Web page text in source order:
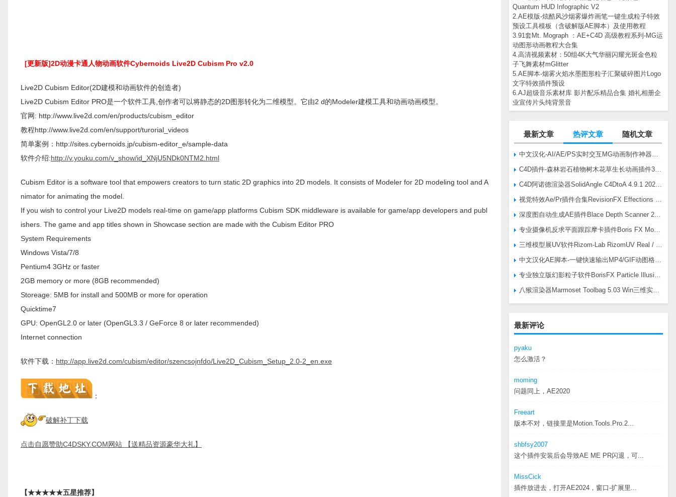
Quantum HUD Infographic V2
2.AE模版-炫酷风沙烟雾爆炸画笔一键生成粒子特效
预设工具模板（含破解版AE脚本）及使用教程
3.91套Mt. Mograph ：AE+C4D 高级教程系列-MG运
动图形动画教程大合集
4.高清视频素材：50组4K大气华丽闪耀光斑金色粒
子飞舞素材mGlitter
5.AE脚本-烟雾火焰水墨图形粒子汇聚破碎图片Logo
文字特效插件预设
6.AJ超级音乐素材库 影片配乐精品合集 婚礼相册企
业宣传片头纯背景音
最新文章 热评文章 随机文章
最新评论
pyaku
怎么激活？
moming
问题同上，AE2020
Freeart
版本不对，链接里是Motion.Tools.Pro.2...
shbfsy2007
这个插件安装后会导致AE ME PR闪退，可...
MissCick
插件放进去，打开AE2024，窗口-扩展里...
[更新版]2D动漫卡通人物动画软件Cybernoids Live2D Cubism Pro v2.0
Live2D Cubism Editor(2D建模和动画软件的创造者)
Live2D Cubism Editor PRO是一个软件工具,创作者可以将静态的2D图形转化为二维模型。它由2 d的Modeler建模工具和动画动画模型。
官网: http://www.live2d.com/en/products/cubism_editor
教程http://www.live2d.com/en/support/turorial_videos
简单案例：http://sites.cybernoids.jp/cubism-editor_e/sample-data
软件介绍:http://v.youku.com/v_show/id_XNjU5NDk0NTM2.html
Cubism Editor is a software tool that empowers creators to turn static 2D graphics into 2D models. It consists of Modeler for 2D modeling tool and A
nimator for animating the model.
If you wish to control your Live2D models real-time on game/app platforms Cubism SDK middleware is available for game/app developers and publ
ishers. The game and app titles shown in Showcase section are made with the Cubism Editor PRO
System Requirements
Windows Vista/7/8
Pentium4 3GHz or faster
2GB memory or more (8GB recommended)
Storeage: 5MB for install and 500MB or more for operation
Quicktime7
GPU: OpenGL2.0 or later (OpenGL3.3 / GeForce 8 or later recommended)
Internet connection
软件下载： http://app.live2d.com/cubism/editor/szencsojnfdo/Live2D_Cubism_Setup_2.0-2_en.exe
：
破解补丁下载
点击自愿赞助C4DSKY.COM网站 【送精品资源豪华大礼】
【★★★★★五星推荐】